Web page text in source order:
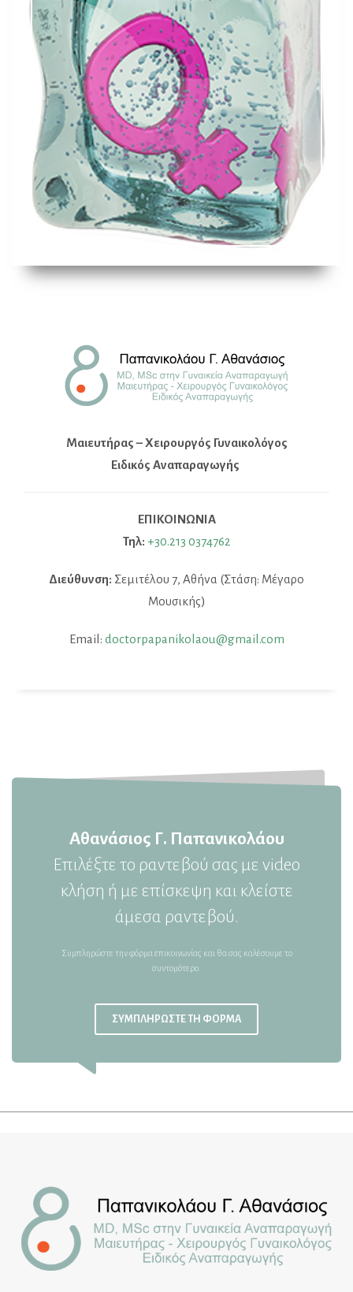
Μαιευτήρας – Χειρουργός Γυναικολόγος
Ειδικός Αναπαραγωγής
ΕΠΙΚΟΙΝΩΝΙΑ
Τηλ: +30.213 0374762
Διεύθυνση: Σεμιτέλου 7, Αθήνα (Στάση: Μέγαρο
Μουσικής)
Email: doctorpapanikolaou@gmail.com
Αθανάσιος Γ. Παπανικολάου
Επιλέξτε το ραντεβού σας με video
κλήση ή με επίσκεψη και κλείστε
άμεσα ραντεβού.
Συμπληρώστε την φόρμα επικοινωνίας και θα σας καλέσουμε το
συντομότερο.
ΣΥΜΠΛΗΡΩΣΤΕ ΤΗ ΦΟΡΜΑ